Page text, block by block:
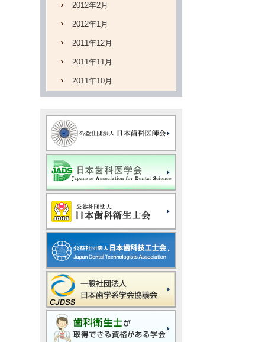
2012年2月
2012年1月
2011年12月
2011年11月
2011年10月